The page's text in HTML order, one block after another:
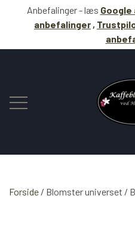
Anbefalinger - læs
anbefalinger ,
Forside Blomster universet